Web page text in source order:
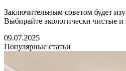
Заключительным советом будет
Выбирайте экологически чистые
09.07.2025
Популярные статьи